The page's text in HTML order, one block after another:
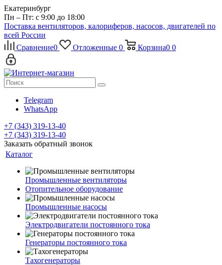
Екатеринбург
Пн – Пт: с 9:00 до 18:00
Поставка вентиляторов, калориферов, насосов, двигателей по
всей России
Сравнение0 Отложенные 0 Корзина0 0
Telegram
WhatsApp
+7 (343) 319-13-40
+7 (343) 319-13-40
Заказать обратный звонок
Каталог
Промышленные вентиляторы
Отопительное оборудование
Промышленные насосы
Электродвигатели постоянного тока
Генераторы постоянного тока
Тахогенераторы